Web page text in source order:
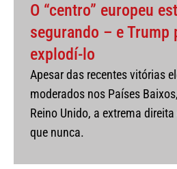
O “centro” europeu
segurando – e Trump
explodí-lo
Apesar das recentes vitórias
moderados nos Países
Reino Unido, a extrema
que nunca.